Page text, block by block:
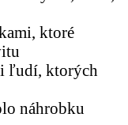
ktoré
ľudí, ktorých
náhrobku